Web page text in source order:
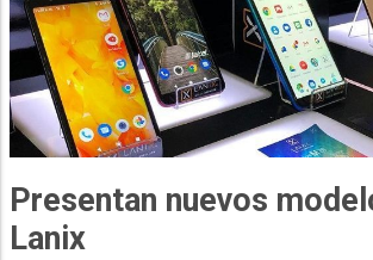
Presentan nuevos
Lanix